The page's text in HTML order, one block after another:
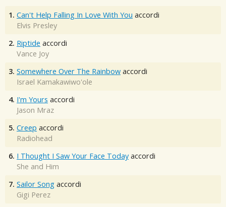
1. Can't Help Falling In Love With You accordi
Elvis Presley
2. Riptide accordi
Vance Joy
3. Somewhere Over The Rainbow accordi
Israel Kamakawiwo'ole
4. I'm Yours accordi
Jason Mraz
5. Creep accordi
Radiohead
6. I Thought I Saw Your Face Today accordi
She and Him
7. Sailor Song accordi
Gigi Perez